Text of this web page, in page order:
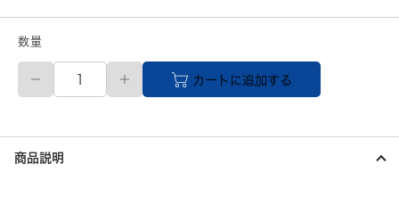
数量
Madeca21
デ
21)
テ
カ
カートに追加する
商品説明